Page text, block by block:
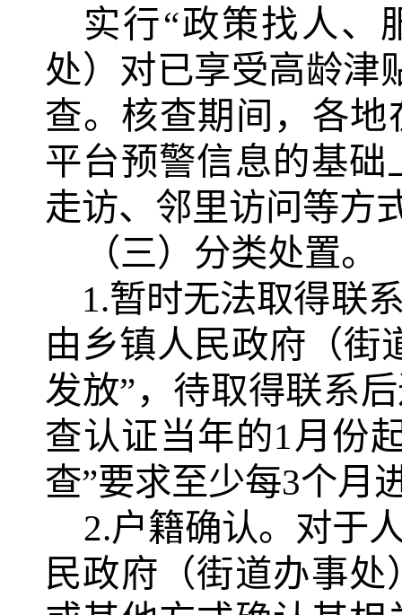
实行“政策找人、
处）对已享受高龄津
查。核查期间，各
平台预警信息的基
走访、邻里访问等方
（三）分类处置。
1.暂时无法取得联
由乡镇人民政府（街
发放”，待取得联系
查认证当年的1月份
查”要求至少每3个月
2.户籍确认。对于
民政府（街道办事